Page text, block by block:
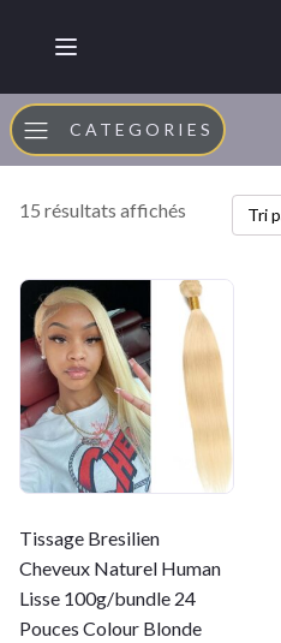
CATEGORIES
15 résultats affichés
Tissage Bresilien
Cheveux Naturel Human
Lisse 100g/bundle 24
Pouces Colour Blonde